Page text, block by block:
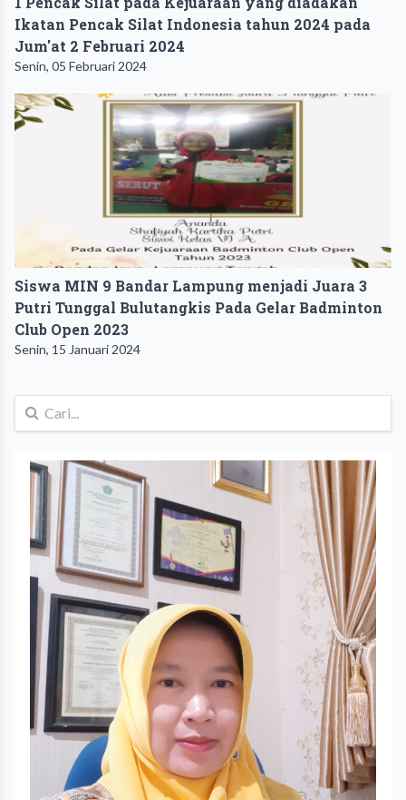
Ikatan Pencak Silat Indonesia tahun 2024 pada
Jum'at 2 Februari 2024
Senin, 05 Februari 2024
Siswa MIN 9 Bandar Lampung menjadi Juara 3
Putri Tunggal Bulutangkis Pada Gelar Badminton
Club Open 2023
Senin, 15 Januari 2024